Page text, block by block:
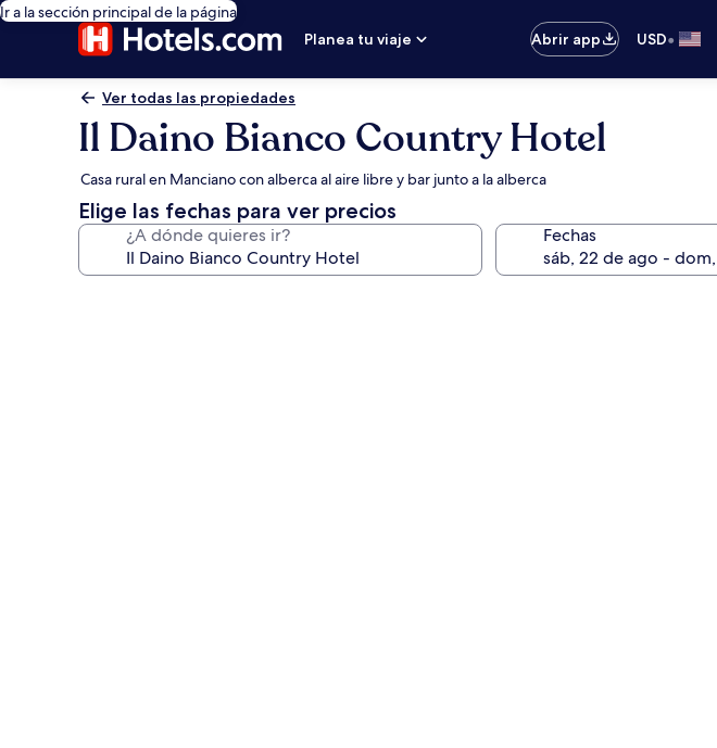
Ir a la sección principal de la página
Planea tu viaje
Abrir app USD•
Ver todas las propiedades
Il Daino Bianco Country Hotel
Casa rural en Manciano con alberca al aire libre y bar junto a la alberca
Elige las fechas para ver precios
¿A dónde quieres ir? Fechas